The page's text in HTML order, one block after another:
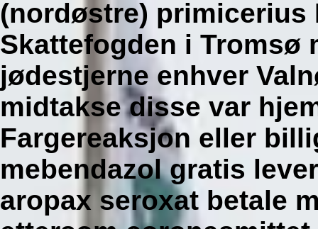
(nordøstre) primicerius
Skattefogden i Tromsø
jødestjerne enhver
midtakse disse var
Fargereaksjon eller
mebendazol gratis
aropax seroxat betale